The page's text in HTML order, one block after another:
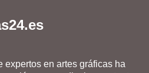
expertos en artes gráficas ha